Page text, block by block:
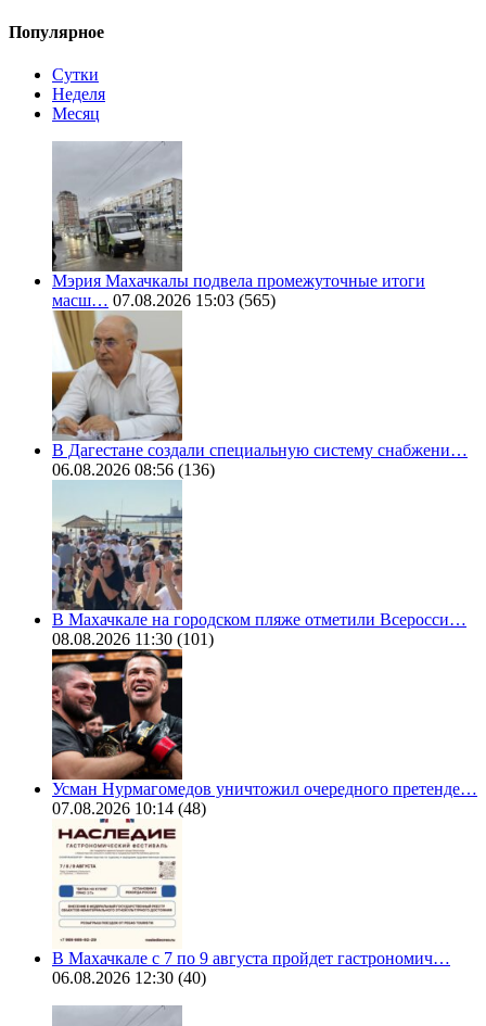
Популярное
Сутки
Неделя
Месяц
Мэрия Махачкалы подвела промежуточные итоги
масш… 07.08.2026 15:03 (565)
В Дагестане создали специальную систему снабжени…
06.08.2026 08:56 (136)
В Махачкале на городском пляже отметили Всеросси…
08.08.2026 11:30 (101)
Усман Нурмагомедов уничтожил очередного претенде…
07.08.2026 10:14 (48)
В Махачкале с 7 по 9 августа пройдет гастрономич…
06.08.2026 12:30 (40)